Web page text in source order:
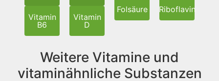
Vitamin
B6
Vitamin
D
Folsäure Riboflavin
Weitere Vitamine und
vitaminähnliche Substanzen